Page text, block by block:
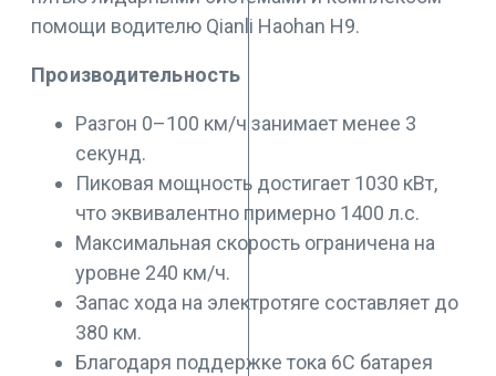
помощи водителю Qianli Haohan H9.
Производительность
Разгон 0–100 км/ч занимает менее 3
секунд.
Пиковая мощность достигает 1030 кВт,
что эквивалентно примерно 1400 л.с.
Максимальная скорость ограничена на
уровне 240 км/ч.
Запас хода на электротяге составляет до
380 км.
Благодаря поддержке тока 6C батарея